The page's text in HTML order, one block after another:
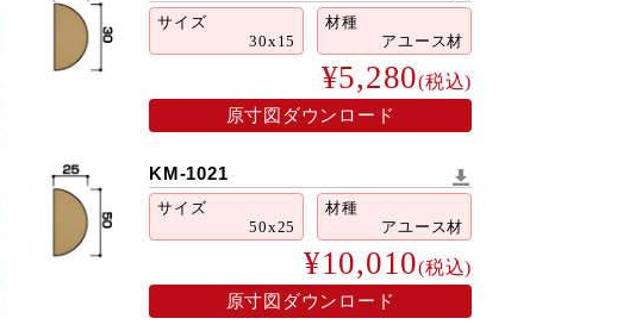
サイズ
30x15
材種
アユース材
¥5,280(税込)
原寸図ダウンロード
KM-1021
サイズ
50x25
材種
アユース材
¥10,010(税込)
原寸図ダウンロード